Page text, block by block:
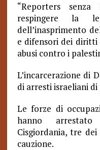
“Reporters senza
respingere la
dell’inasprimento
e difensori dei
abusi contro i
L’incarcerazione di
di arresti israeliani
Le forze di
hanno
Cisgiordania, tre
cauzione.